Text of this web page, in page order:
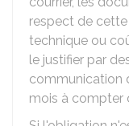
respect de
technique ou
le justifier par
communication
mois à compter